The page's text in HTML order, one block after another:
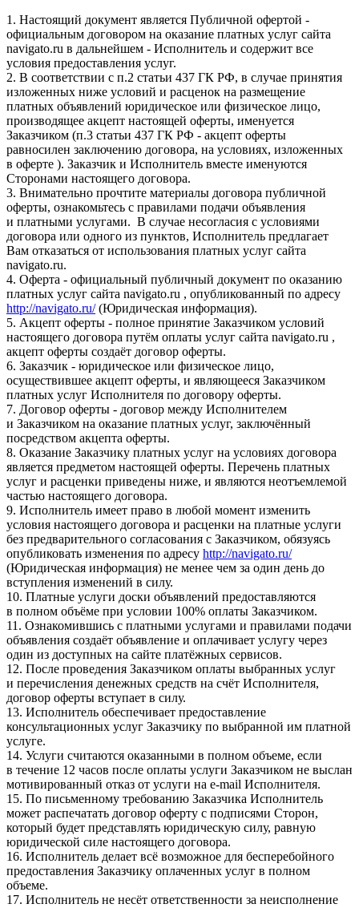
1. Настоящий документ является Публичной офертой -
официальным договором на оказание платных услуг сайта
navigato.ru в дальнейшем - Исполнитель и содержит все
условия предоставления услуг.
2. В соответствии с п.2 статьи 437 ГК РФ, в случае принятия
изложенных ниже условий и расценок на размещение
платных объявлений юридическое или физическое лицо,
производящее акцепт настоящей оферты, именуется
Заказчиком (п.3 статьи 437 ГК РФ - акцепт оферты
равносилен заключению договора, на условиях, изложенных
в оферте ). Заказчик и Исполнитель вместе именуются
Сторонами настоящего договора.
3. Внимательно прочтите материалы договора публичной
оферты, ознакомьтесь с правилами подачи объявления
и платными услугами. В случае несогласия с условиями
договора или одного из пунктов, Исполнитель предлагает
Вам отказаться от использования платных услуг сайта
navigato.ru.
4. Оферта - официальный публичный документ по оказанию
платных услуг сайта navigato.ru , опубликованный по адресу
http://navigato.ru/(Юридическая информация).
5. Акцепт оферты - полное принятие Заказчиком условий
настоящего договора путём оплаты услуг сайта navigato.ru ,
акцепт оферты создаёт договор оферты.
6. Заказчик - юридическое или физическое лицо,
осуществившее акцепт оферты, и являющееся Заказчиком
платных услуг Исполнителя по договору оферты.
7. Договор оферты - договор между Исполнителем
и Заказчиком на оказание платных услуг, заключённый
посредством акцепта оферты.
8. Оказание Заказчику платных услуг на условиях договора
является предметом настоящей оферты. Перечень платных
услуг и расценки приведены ниже, и являются неотъемлемой
частью настоящего договора.
9. Исполнитель имеет право в любой момент изменить
условия настоящего договора и расценки на платные услуги
без предварительного согласования с Заказчиком, обязуясь
опубликовать изменения по адресу http://navigato.ru/
(Юридическая информация) не менее чем за один день до
вступления изменений в силу.
10. Платные услуги доски объявлений предоставляются
в полном объёме при условии 100% оплаты Заказчиком.
11. Ознакомившись с платными услугами и правилами подачи
объявления создаёт объявление и оплачивает услугу через
один из доступных на сайте платёжных сервисов.
12. После проведения Заказчиком оплаты выбранных услуг
и перечисления денежных средств на счёт Исполнителя,
договор оферты вступает в силу.
13. Исполнитель обеспечивает предоставление
консультационных услуг Заказчику по выбранной им платной
услуге.
14. Услуги считаются оказанными в полном объеме, если
в течение 12 часов после оплаты услуги Заказчиком не выслан
мотивированный отказ от услуги на e-mail Исполнителя.
15. По письменному требованию Заказчика Исполнитель
может распечатать договор оферту с подписями Сторон,
который будет представлять юридическую силу, равную
юридической силе настоящего договора.
16. Исполнитель делает всё возможное для бесперебойного
предоставления Заказчику оплаченных услуг в полном
объеме.
17. Исполнитель не несёт ответственности за неисполнение